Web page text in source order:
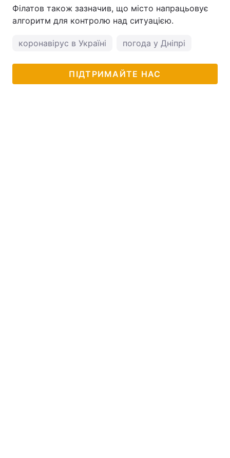
Філатов також зазначив, що місто напрацьовує
алгоритм для контролю над ситуацією.
коронавірус в Україні погода у Дніпрі
ПІДТРИМАЙТЕ НАС